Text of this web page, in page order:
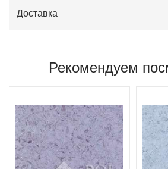
Доставка
Рекомендуем